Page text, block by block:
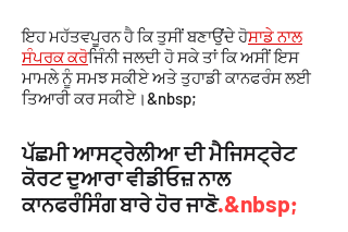
ਇਹ ਮਹੱਤਵਪੂਰਨ ਹੈ ਕਿ ਤੁਸੀਂ ਬਣਾਉਂਦੇ ਹੋਸਾਡੇ ਨਾਲ
ਸੰਪਰਕ ਕਰੋਜਿੰਨੀ ਜਲਦੀ ਹੋ ਸਕੇ ਤਾਂ ਕਿ ਅਸੀਂ ਇਸ
ਮਾਮਲੇ ਨੂੰ ਸਮਝ ਸਕੀਏ ਅਤੇ ਤੁਹਾਡੀ ਕਾਨਫਰੰਸ ਲਈ
ਤਿਆਰੀ ਕਰ ਸਕੀਏ।&nbsp;
ਪੱਛਮੀ ਆਸਟ੍ਰੇਲੀਆ ਦੀ ਮੈਜਿਸਟ੍ਰੇਟ
ਕੋਰਟ ਦੁਆਰਾ ਵੀਡੀਓਜ਼ ਨਾਲ
ਕਾਨਫਰੰਸਿੰਗ ਬਾਰੇ ਹੋਰ ਜਾਣੋ.&nbsp;